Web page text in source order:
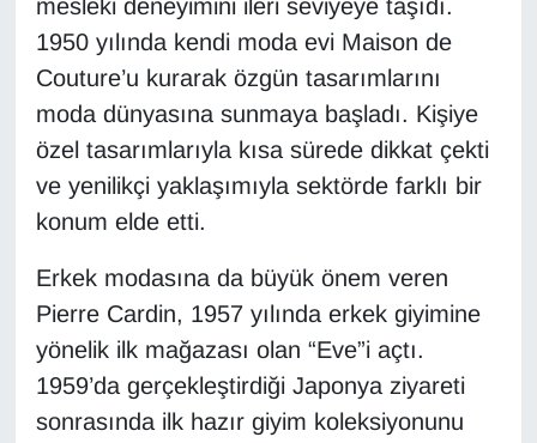
mesleki deneyimini ileri seviyeye taşıdı.
1950 yılında kendi moda evi Maison de
Couture’u kurarak özgün tasarımlarını
moda dünyasına sunmaya başladı. Kişiye
özel tasarımlarıyla kısa sürede dikkat çekti
ve yenilikçi yaklaşımıyla sektörde farklı bir
konum elde etti.
Erkek modasına da büyük önem veren
Pierre Cardin, 1957 yılında erkek giyimine
yönelik ilk mağazası olan “Eve”i açtı.
1959’da gerçekleştirdiği Japonya ziyareti
sonrasında ilk hazır giyim koleksiyonunu
POLİTİKA
Resmi İlanlar
RÖPORTAJ
SAĞLIK
Seri İlan
Sinema - TV
SİYASET